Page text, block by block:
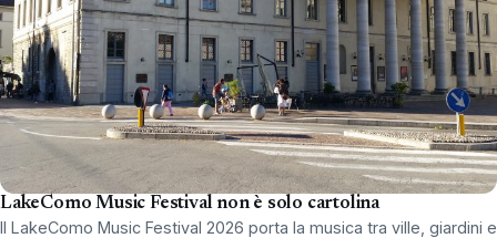
LakeComo Music Festival non è solo cartolina
Il LakeComo Music Festival 2026 porta la musica tra ville, giardini e